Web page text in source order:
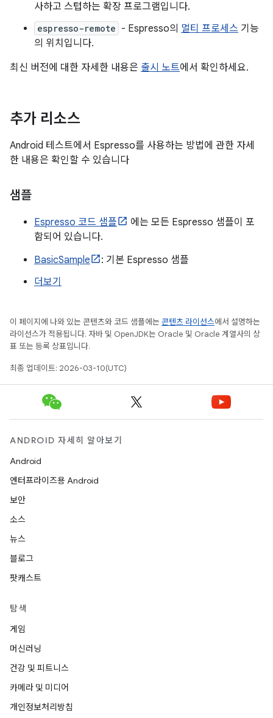
사하고 스텁하는 확장 프로그램입니다.
espresso-remote - Espresso의 멀티 프로세스 기능
의 위치입니다.
최신 버전에 대한 자세한 내용은 출시 노트에서 확인하세요.
추가 리소스
Android 테스트에서 Espresso를 사용하는 방법에 관한 자세
한 내용은 확인할 수 있습니다
샘플
Espresso 코드 샘플
에는 모든 Espresso 샘플이 포
함되어 있습니다.
BasicSample
: 기본 Espresso 샘플
더보기
이 페이지에 나와 있는 콘텐츠와 코드 샘플에는 콘텐츠 라이선스에서 설명하는
라이선스가 적용됩니다. 자바 및 OpenJDK는 Oracle 및 Oracle 계열사의 상
표 또는 등록 상표입니다.
최종 업데이트: 2026-03-10(UTC)
ANDROID 자세히 알아보기
Android
엔터프라이즈용 Android
보안
소스
뉴스
블로그
팟캐스트
탐색
게임
머신러닝
건강 및 피트니스
카메라 및 미디어
개인정보처리방침